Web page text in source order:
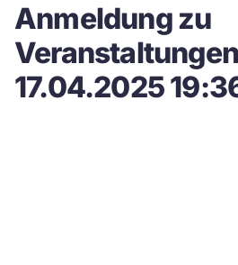
Anmeldung zu
Veranstaltungen
17.04.2025